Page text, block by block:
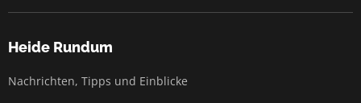
Heide Rundum
Nachrichten, Tipps und Einblicke